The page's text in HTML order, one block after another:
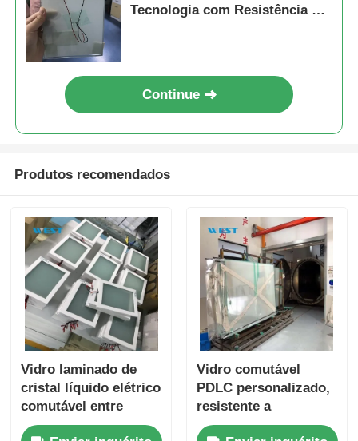
Tecnologia com Resistência ao
Continue
Produtos recomendados
Vidro laminado de
cristal líquido elétrico
comutável entre
estados transparente
Vidro comutável
PDLC personalizado,
resistente a
impactos, proteção